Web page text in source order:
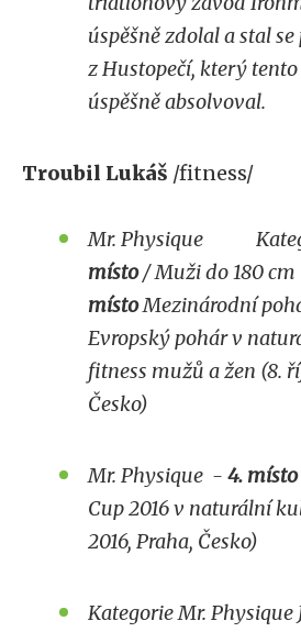
úspěšně zdolal a stal
z Hustopečí, který
úspěšně absolvoval.
Troubil Lukáš /fitness/
Mr. Physique
místo/ Muži do 180
místoMezinárodní
Evropský pohár v
fitness mužů a žen (8.
Česko)
Mr. Physique - 4. místo
Cup 2016 v naturální
2016, Praha, Česko)
Kategorie Mr.